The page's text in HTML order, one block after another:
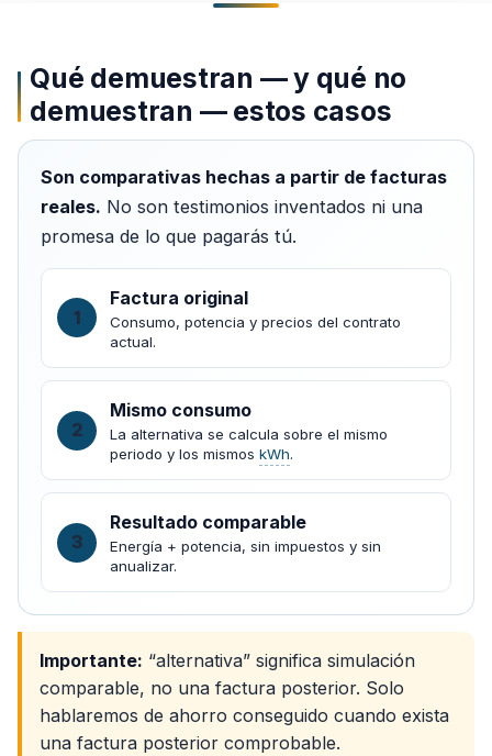
Qué demuestran — y qué no
demuestran — estos casos
Son comparativas hechas a partir de facturas
reales. No son testimonios inventados ni una
promesa de lo que pagarás tú.
1
Factura original
Consumo, potencia y precios del contrato
actual.
2
Mismo consumo
La alternativa se calcula sobre el mismo
periodo y los mismos kWh.
3
Resultado comparable
Energía + potencia, sin impuestos y sin
anualizar.
Importante: “alternativa” significa simulación
comparable, no una factura posterior. Solo
hablaremos de ahorro conseguido cuando exista
una factura posterior comprobable.